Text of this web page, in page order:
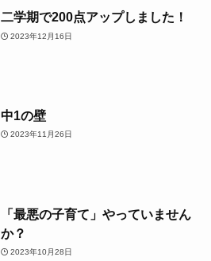
二学期で200点アップしました！
2023年12月16日
中1の壁
2023年11月26日
「最悪の子育て」やっていません
か？
2023年10月28日